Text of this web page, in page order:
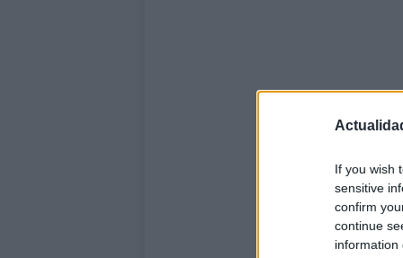
If you wish
sensitive
confirm
continue
information